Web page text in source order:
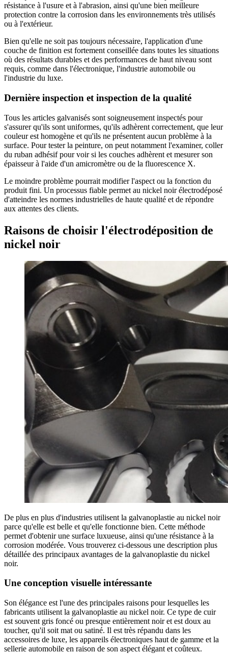
résistance à l'usure et à l'abrasion, ainsi qu'une bien meilleure
protection contre la corrosion dans les environnements très utilisés
ou à l'extérieur.
Bien qu'elle ne soit pas toujours nécessaire, l'application d'une
couche de finition est fortement conseillée dans toutes les situations
où des résultats durables et des performances de haut niveau sont
requis, comme dans l'électronique, l'industrie automobile ou
l'industrie du luxe.
Dernière inspection et inspection de la qualité
Tous les articles galvanisés sont soigneusement inspectés pour
s'assurer qu'ils sont uniformes, qu'ils adhèrent correctement, que leur
couleur est homogène et qu'ils ne présentent aucun problème à la
surface. Pour tester la peinture, on peut notamment l'examiner, coller
du ruban adhésif pour voir si les couches adhèrent et mesurer son
épaisseur à l'aide d'un amicromètre ou de la fluorescence X.
Le moindre problème pourrait modifier l'aspect ou la fonction du
produit fini. Un processus fiable permet au nickel noir électrodéposé
d'atteindre les normes industrielles de haute qualité et de répondre
aux attentes des clients.
Raisons de choisir l'électrodéposition de
nickel noir
De plus en plus d'industries utilisent la galvanoplastie au nickel noir
parce qu'elle est belle et qu'elle fonctionne bien. Cette méthode
permet d'obtenir une surface luxueuse, ainsi qu'une résistance à la
corrosion modérée. Vous trouverez ci-dessous une description plus
détaillée des principaux avantages de la galvanoplastie du nickel
noir.
Une conception visuelle intéressante
Son élégance est l'une des principales raisons pour lesquelles les
fabricants utilisent la galvanoplastie au nickel noir. Ce type de cuir
est souvent gris foncé ou presque entièrement noir et est doux au
toucher, qu'il soit mat ou satiné. Il est très répandu dans les
accessoires de luxe, les appareils électroniques haut de gamme et la
sellerie automobile en raison de son aspect élégant et coûteux.